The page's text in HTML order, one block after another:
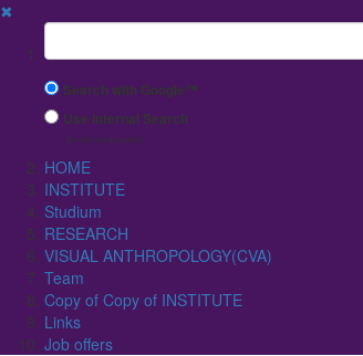
✖
Suchbegriff
Search with Google™
Use Internal Search
(limited result quality)
HOME
INSTITUTE
Studium
RESEARCH
VISUAL ANTHROPOLOGY(CVA)
Team
Copy of Copy of INSTITUTE
Links
Job offers